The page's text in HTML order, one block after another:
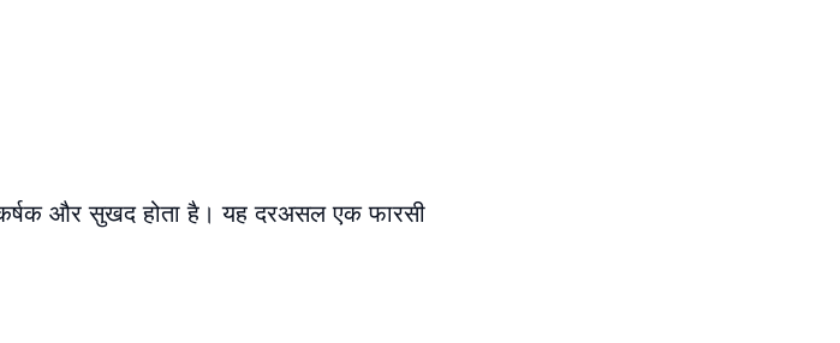
और सुखद होता है। यह दरअसल एक फारसी